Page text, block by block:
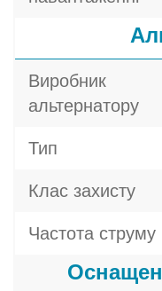
Виробник
альтернатору
Тип
Клас захисту
Частота струму